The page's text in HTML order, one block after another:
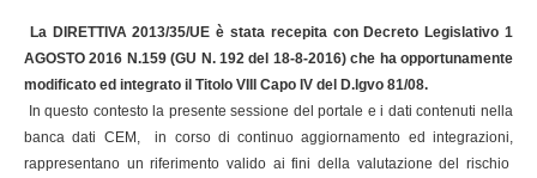
La DIRETTIVA 2013/35/UE è stata recepita con Decreto Legislativo 1
AGOSTO 2016 N.159 (GU N. 192 del 18-8-2016) che ha opportunamente
modificato ed integrato il Titolo VIII Capo IV del D.lgvo 81/08.
In questo contesto la presente sessione del portale e i dati contenuti nella
banca dati CEM, in corso di continuo aggiornamento ed integrazioni,
rappresentano un riferimento valido ai fini della valutazione del rischio